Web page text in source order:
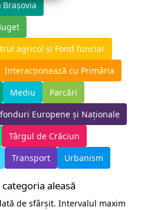
agricol și Fond funciar
Interacționează cu Primăria
Mediu
Parcări
Europene și Naționale
Târgul de Crăciun
Transport Urbanism
aleasă
de sfârșit. Intervalul maxim